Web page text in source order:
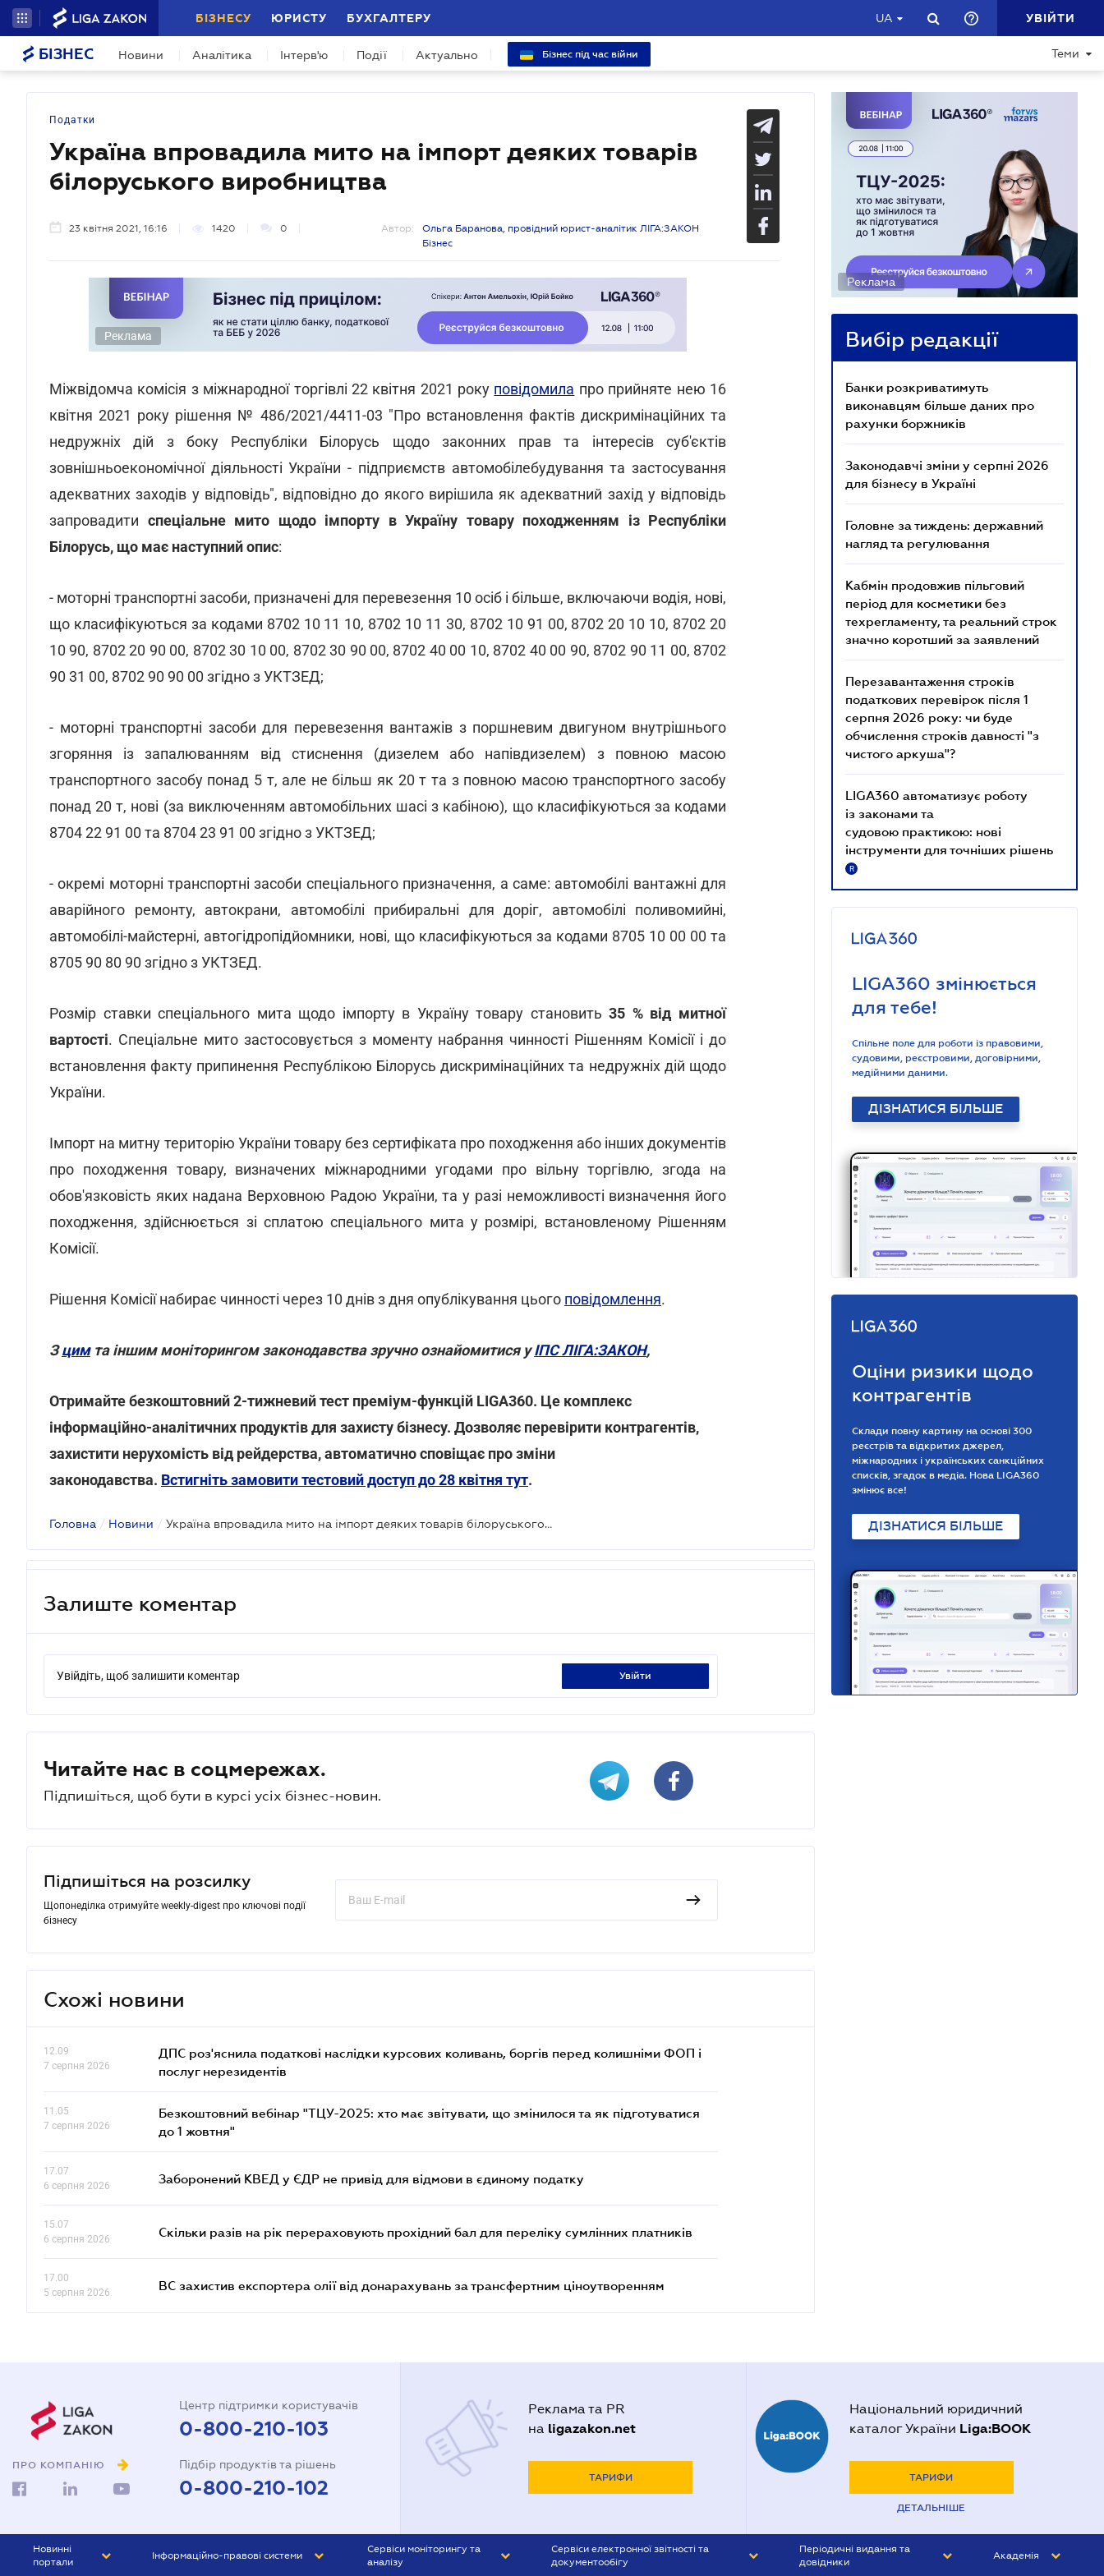
БІЗНЕСУ ЮРИСТУ БУХГАЛТЕРУ UA УВІЙТИ
БІЗНЕС Новини Аналітика Інтерв'ю Події Актуально Бізнес під час війни Теми
Податки
Україна впровадила мито на імпорт деяких товарів
білоруського виробництва
23 квітня 2021, 16:16 1420 0 Автор:
Ольга Баранова, провідний юрист-аналітик ЛІГА:ЗАКОН
Бізнес
Реклама
Міжвідомча комісія з міжнародної торгівлі 22 квітня 2021 року повідомила про прийняте нею 16
квітня 2021 року рішення № 486/2021/4411-03 "Про встановлення фактів дискримінаційних та
недружніх дій з боку Республіки Білорусь щодо законних прав та інтересів суб'єктів
зовнішньоекономічної діяльності України - підприємств автомобілебудування та застосування
адекватних заходів у відповідь", відповідно до якого вирішила як адекватний захід у відповідь
запровадити спеціальне мито щодо імпорту в Україну товару походженням із Республіки
Білорусь, що має наступний опис:
- моторні транспортні засоби, призначені для перевезення 10 осіб і більше, включаючи водія, нові,
що класифікуються за кодами 8702 10 11 10, 8702 10 11 30, 8702 10 91 00, 8702 20 10 10, 8702 20
10 90, 8702 20 90 00, 8702 30 10 00, 8702 30 90 00, 8702 40 00 10, 8702 40 00 90, 8702 90 11 00, 8702
90 31 00, 8702 90 90 00 згідно з УКТЗЕД;
- моторні транспортні засоби для перевезення вантажів з поршневим двигуном внутрішнього
згоряння із запалюванням від стиснення (дизелем або напівдизелем) з повною масою
транспортного засобу понад 5 т, але не більш як 20 т та з повною масою транспортного засобу
понад 20 т, нові (за виключенням автомобільних шасі з кабіною), що класифікуються за кодами
8704 22 91 00 та 8704 23 91 00 згідно з УКТЗЕД;
- окремі моторні транспортні засоби спеціального призначення, а саме: автомобілі вантажні для
аварійного ремонту, автокрани, автомобілі прибиральні для доріг, автомобілі поливомийні,
автомобілі-майстерні, автогідропідйомники, нові, що класифікуються за кодами 8705 10 00 00 та
8705 90 80 90 згідно з УКТЗЕД.
Розмір ставки спеціального мита щодо імпорту в Україну товару становить35 % від митної
вартості. Спеціальне мито застосовується з моменту набрання чинності Рішенням Комісії і до
встановлення факту припинення Республікою Білорусь дискримінаційних та недружніх дій щодо
України.
Імпорт на митну територію України товару без сертифіката про походження або інших документів
про походження товару, визначених міжнародними угодами про вільну торгівлю, згода на
обов'язковість яких надана Верховною Радою України, та у разі неможливості визначення його
походження, здійснюється зі сплатою спеціального мита у розмірі, встановленому Рішенням
Комісії.
Рішення Комісії набирає чинності через 10 днів з дня опублікування цього повідомлення.
Зцимта іншим моніторингом законодавства зручно ознайомитися уІПС ЛІГА:ЗАКОН,
Отримайте безкоштовний 2-тижневий тест преміум-функцій LIGA360. Це комплекс
інформаційно-аналітичних продуктів для захисту бізнесу. Дозволяє перевірити контрагентів,
захистити нерухомість від рейдерства, автоматично сповіщає про зміни
законодавства. Встигніть замовити тестовий доступ до 28 квітня тут.
Головна / Новини / Україна впровадила мито на імпорт деяких товарів білоруського виробництва
Залиште коментар
Увійдіть, щоб залишити коментар увійти
Читайте нас в соцмережах.
Підпишіться, щоб бути в курсі усіх бізнес-новин.
Підпишіться на розсилку
Щопонеділка отримуйте weekly-digest про ключові події
бізнесу
Схожі новини
12.09
7 серпня 2026
ДПС роз'яснила податкові наслідки курсових коливань, боргів перед колишніми ФОП і
послуг нерезидентів
11.05
7 серпня 2026
Безкоштовний вебінар "ТЦУ-2025: хто має звітувати, що змінилося та як підготуватися
до 1 жовтня"
17.07
6 серпня 2026
Заборонений КВЕД у ЄДР не привід для відмови в єдиному податку
15.07
6 серпня 2026
Скільки разів на рік перераховують прохідний бал для переліку сумлінних платників
17.00
5 серпня 2026
ВС захистив експортера олії від донарахувань за трансфертним ціноутворенням
Реклама
Вибір редакції
Банки розкриватимуть
виконавцям більше даних про
рахунки боржників
Законодавчі зміни у серпні 2026
для бізнесу в Україні
Головне за тиждень: державний
нагляд та регулювання
Кабмін продовжив пільговий
період для косметики без
техрегламенту, та реальний строк
значно коротший за заявлений
Перезавантаження строків
податкових перевірок після 1
серпня 2026 року: чи буде
обчислення строків давності "з
чистого аркуша"?
LIGA360 автоматизує роботу
із законами та
судовою практикою: нові
інструменти для точніших рішень
R
LIGA360 змінюється
для тебе!
Спільне поле для роботи із правовими,
судовими, реєстровими, договірними,
медійними даними.
ДІЗНАТИСЯ БІЛЬШЕ
Оціни ризики щодо
контрагентів
Склади повну картину на основі 300
реєстрів та відкритих джерел,
міжнародних і українських санкційних
списків, згадок в медіа. Нова LIGA360
змінює все!
ДІЗНАТИСЯ БІЛЬШЕ
ПРО КОМПАНІЮ
Центр підтримки користувачів
0-800-210-103
Підбір продуктів та рішень
0-800-210-102
Реклама та PR
на ligazakon.net
ТАРИФИ
Національний юридичний
каталог України Liga:BOOK
ТАРИФИ
ДЕТАЛЬНІШЕ
Новинні
портали
Інформаційно-правові системи
Сервіси моніторингу та
аналізу
Сервіси електронної звітності та
документообігу
Періодичні видання та
довідники
Академія